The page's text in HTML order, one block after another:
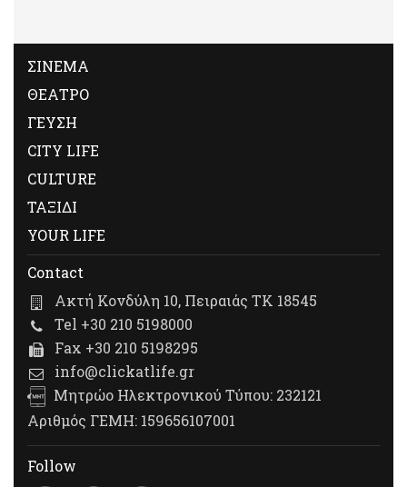
ΣΙΝΕΜΑ
ΘΕΑΤΡΟ
ΓΕΥΣΗ
CITY LIFE
CULTURE
ΤΑΞΙΔΙ
YOUR LIFE
Contact
Ακτή Κονδύλη 10, Πειραιάς ΤΚ 18545
Tel +30 210 5198000
Fax +30 210 5198295
info@clickatlife.gr
Μητρώο Ηλεκτρονικού Τύπου: 232121
Αριθμός ΓΕΜΗ: 159656107001
Follow